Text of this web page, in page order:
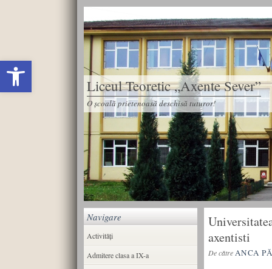
Deschide bara de unelte
Liceul Teoretic „Axente Sever”
O școală prietenoasă deschisă tuturor!
axentisti
De cătreANCA
Navigare
Activități
Admitere clasa a IX-a